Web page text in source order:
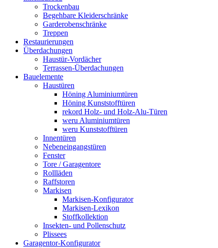
Trockenbau
Begehbare Kleiderschränke
Garderobenschränke
Treppen
Restaurierungen
Überdachungen
Haustür-Vordächer
Terrassen-Überdachungen
Bauelemente
Haustüren
Höning Aluminiumtüren
Höning Kunststofftüren
rekord Holz- und Holz-Alu-Türen
weru Aluminiumtüren
weru Kunststofftüren
Innentüren
Nebeneingangstüren
Fenster
Tore / Garagentore
Rollläden
Raffstoren
Markisen
Markisen-Konfigurator
Markisen-Lexikon
Stoffkollektion
Insekten- und Pollenschutz
Plissees
Garagentor-Konfigurator